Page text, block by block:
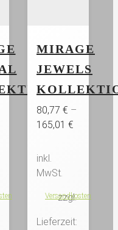
MIRAGE
JEWELS
80,77 € –
165,01 €
inkl.
MwSt.
zzgl.
Versandkosten
Lieferzeit: